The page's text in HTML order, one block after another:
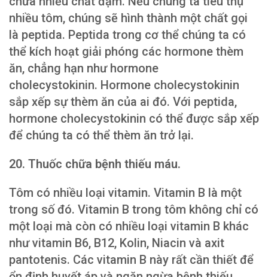
nhiều tôm, chúng sẽ hình thành một chất gọi
là peptida. Peptida trong cơ thể chúng ta có
thể kích hoạt giải phóng các hormone thèm
ăn, chẳng hạn như hormone
cholecystokinin. Hormone cholecystokinin
sắp xếp sự thèm ăn của ai đó. Với peptida,
hormone cholecystokinin có thể được sắp xếp
để chúng ta có thể thèm ăn trở lại.
20. Thuốc chữa bệnh thiếu máu.
Tôm có nhiều loại vitamin. Vitamin B là một
trong số đó. Vitamin B trong tôm không chỉ có
một loại mà còn có nhiều loại vitamin B khác
như vitamin B6, B12, Kolin, Niacin và axit
pantotenis. Các vitamin B này rất cần thiết để